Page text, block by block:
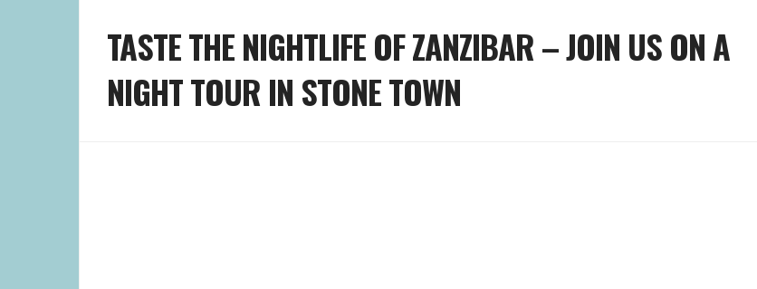
TASTE THE NIGHTLIFE OF ZANZIBAR – JOIN US ON A
NIGHT TOUR IN STONE TOWN